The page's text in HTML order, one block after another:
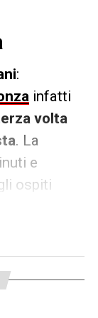
:
infatti
volta
. La
e
ospiti
ci